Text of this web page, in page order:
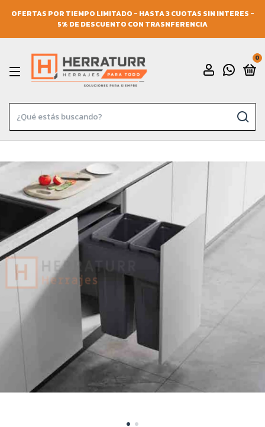
OFERTAS POR TIEMPO LIMITADO - HASTA 3 CUOTAS SIN INTERES -
5% DE DESCUENTO CON TRASNFERENCIA
0